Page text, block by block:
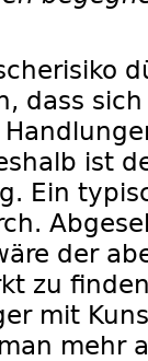
dass
ist
Ein
der
zu
mit
mehr